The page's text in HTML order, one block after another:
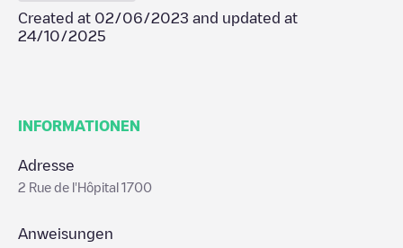
Created at 02/06/2023 and updated at
24/10/2025
INFORMATIONEN
Adresse
2 Rue de l'Hôpital 1700
Anweisungen